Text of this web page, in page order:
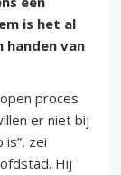
is het al
van
proces
er niet bij
zei
Hij